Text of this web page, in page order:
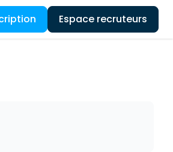
Espace recruteurs